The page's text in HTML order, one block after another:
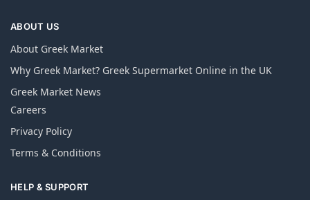
ABOUT US
About Greek Market
Why Greek Market? Greek Supermarket Online in the UK
Greek Market News
Careers
Privacy Policy
Terms & Conditions
HELP & SUPPORT